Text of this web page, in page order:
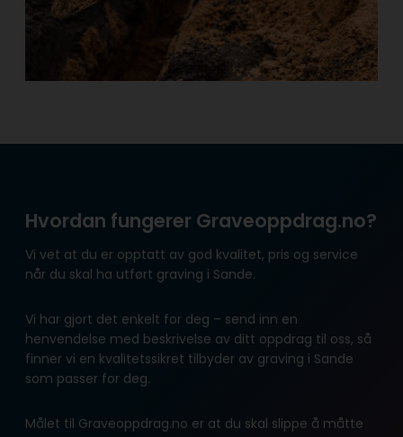
Hvordan fungerer Graveoppdrag.no?
Vi vet at du er opptatt av god kvalitet, pris og service
når du skal ha utført graving i Sande.
Vi har gjort det enkelt for deg – send inn en
henvendelse med beskrivelse av ditt oppdrag til oss, så
finner vi en kvalitetssikret tilbyder av graving i Sande
som passer for deg.
Målet til Graveoppdrag.no er at du skal slippe å måtte